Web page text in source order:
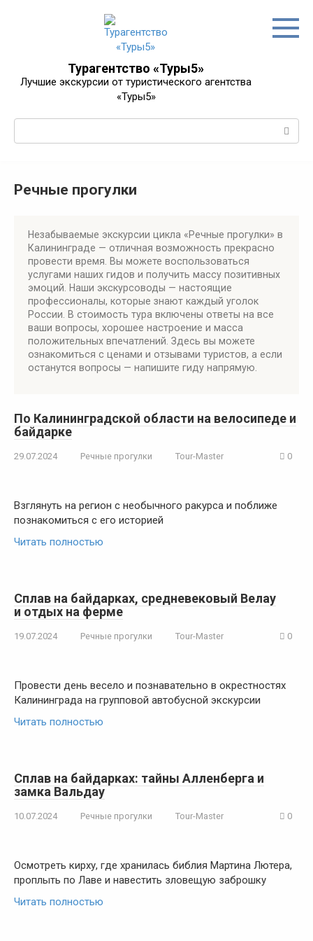
Турагентство «Туры5»
Лучшие экскурсии от туристического агентства
«Туры5»
Речные прогулки
Незабываемые экскурсии цикла «Речные прогулки» в
Калининграде — отличная возможность прекрасно
провести время. Вы можете воспользоваться
услугами наших гидов и получить массу позитивных
эмоций. Наши экскурсоводы — настоящие
профессионалы, которые знают каждый уголок
России. В стоимость тура включены ответы на все
ваши вопросы, хорошее настроение и масса
положительных впечатлений. Здесь вы можете
ознакомиться с ценами и отзывами туристов, а если
останутся вопросы — напишите гиду напрямую.
По Калининградской области на велосипеде и
байдарке
29.07.2024 Речные прогулки Tour-Master 0
Взглянуть на регион с необычного ракурса и поближе
познакомиться с его историей
Читать полностью
Сплав на байдарках, средневековый Велау
и отдых на ферме
19.07.2024 Речные прогулки Tour-Master 0
Провести день весело и познавательно в окрестностях
Калининграда на групповой автобусной экскурсии
Читать полностью
Сплав на байдарках: тайны Алленберга и
замка Вальдау
10.07.2024 Речные прогулки Tour-Master 0
Осмотреть кирху, где хранилась библия Мартина Лютера,
проплыть по Лаве и навестить зловещую заброшку
Читать полностью